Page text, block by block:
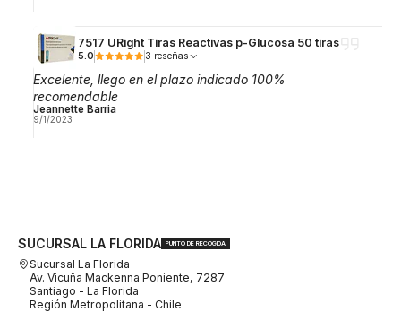
7517 URight Tiras Reactivas p-Glucosa 50 tiras
5.0 3 reseñas
Excelente, llego en el plazo indicado 100%
recomendable
Jeannette Barria
9/1/2023
SUCURSAL LA FLORIDA PUNTO DE RECOGIDA
Sucursal La Florida
Av. Vicuña Mackenna Poniente, 7287
Santiago - La Florida
Región Metropolitana - Chile